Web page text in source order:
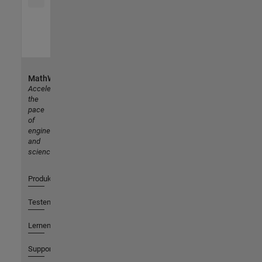
MathWorks
Accelerating
the
pace
of
engineering
and
science
Produkte
Testen oder Kaufen
Lernen
Support